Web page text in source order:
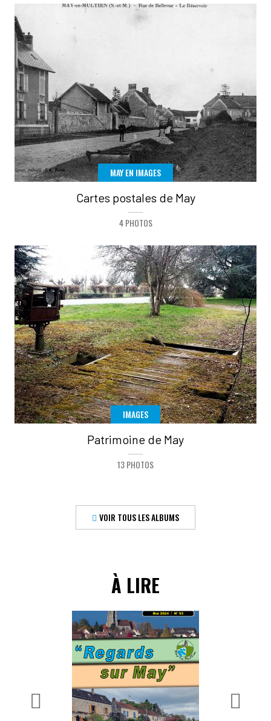
MAY EN IMAGES
Cartes postales de May
4 PHOTOS
IMAGES
Patrimoine de May
13 PHOTOS
VOIR TOUS LES ALBUMS
À LIRE